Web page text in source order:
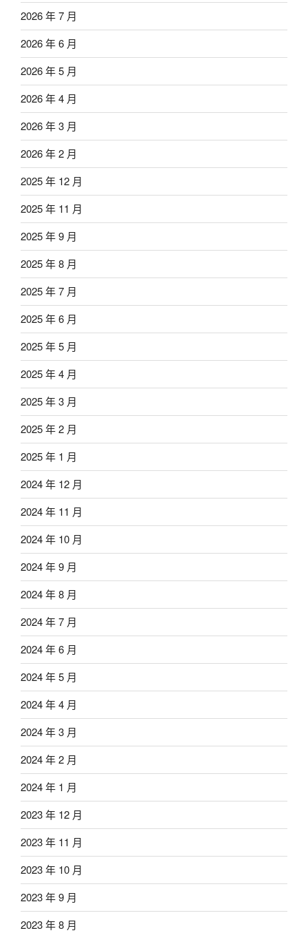
2026 年 7 月
2026 年 6 月
2026 年 5 月
2026 年 4 月
2026 年 3 月
2026 年 2 月
2025 年 12 月
2025 年 11 月
2025 年 9 月
2025 年 8 月
2025 年 7 月
2025 年 6 月
2025 年 5 月
2025 年 4 月
2025 年 3 月
2025 年 2 月
2025 年 1 月
2024 年 12 月
2024 年 11 月
2024 年 10 月
2024 年 9 月
2024 年 8 月
2024 年 7 月
2024 年 6 月
2024 年 5 月
2024 年 4 月
2024 年 3 月
2024 年 2 月
2024 年 1 月
2023 年 12 月
2023 年 11 月
2023 年 10 月
2023 年 9 月
2023 年 8 月